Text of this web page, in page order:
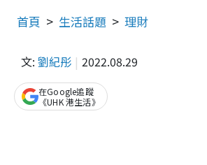
首頁 生活話題 理財
文: 劉紀彤 2022.08.29
在Google追蹤
《UHK 港生活》